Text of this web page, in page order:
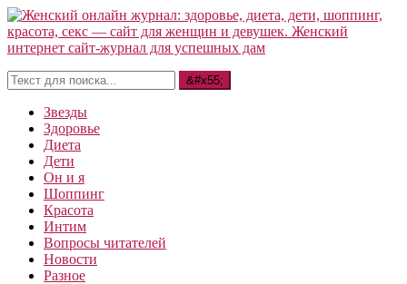
Звезды
Здоровье
Диета
Дети
Он и я
Шоппинг
Красота
Интим
Вопросы читателей
Новости
Разное